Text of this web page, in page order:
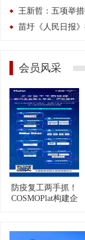
王新哲：五项举
苗圩《人民日报
会员风采
防疫复工两手抓！
COSMOPlat构建企